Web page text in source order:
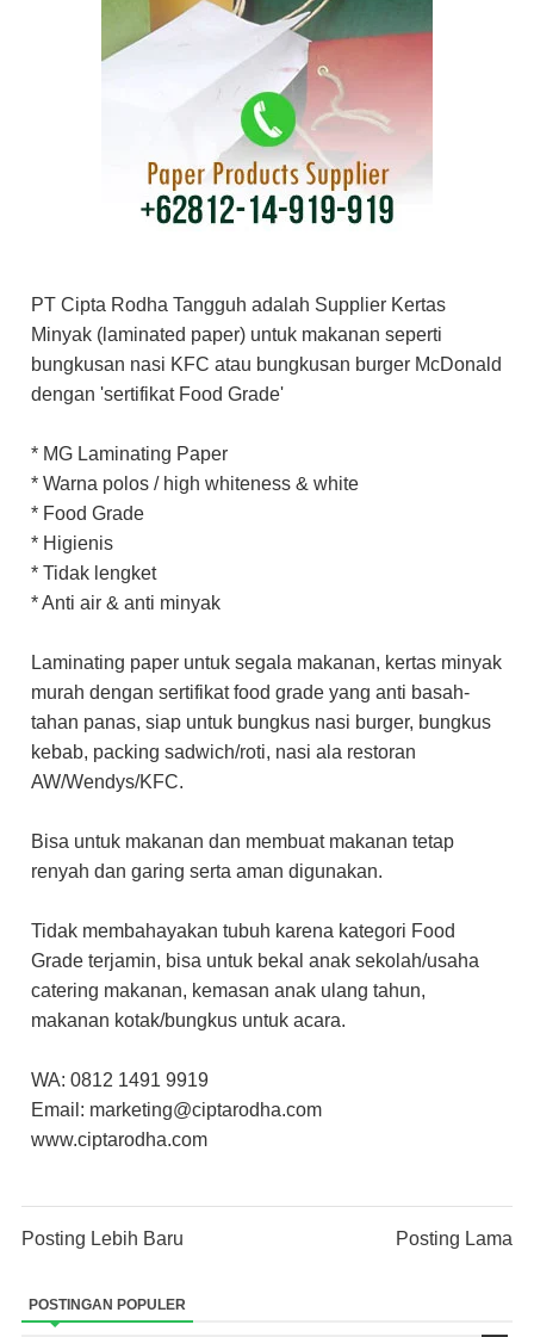
dan Matt Paper?
Kenali Kertas Cetak
Kenapa Kertas Ivory,
bukan yang lain?
Empat Ketebalan
Kegunaannya
Types of Paper and
Kertas Shoji: Kertas
Tipis yang Membuat
Terasa Hangat dan
Tenang
PT Cipta Rodha Tangguh adalah Supplier Kertas
Minyak (laminated paper) untuk makanan seperti
bungkusan nasi KFC atau bungkusan burger McDonald
dengan 'sertifikat Food Grade'
* MG Laminating Paper
* Warna polos / high whiteness & white
* Food Grade
* Higienis
* Tidak lengket
* Anti air & anti minyak
Laminating paper untuk segala makanan, kertas minyak
murah dengan sertifikat food grade yang anti basah-
tahan panas, siap untuk bungkus nasi burger, bungkus
kebab, packing sadwich/roti, nasi ala restoran
AW/Wendys/KFC.
Bisa untuk makanan dan membuat makanan tetap
renyah dan garing serta aman digunakan.
Tidak membahayakan tubuh karena kategori Food
Grade terjamin, bisa untuk bekal anak sekolah/usaha
catering makanan, kemasan anak ulang tahun,
makanan kotak/bungkus untuk acara.
WA: 0812 1491 9919
Email: marketing@ciptarodha.com
www.ciptarodha.com
Posting Lebih Baru Posting Lama
POSTINGAN POPULER